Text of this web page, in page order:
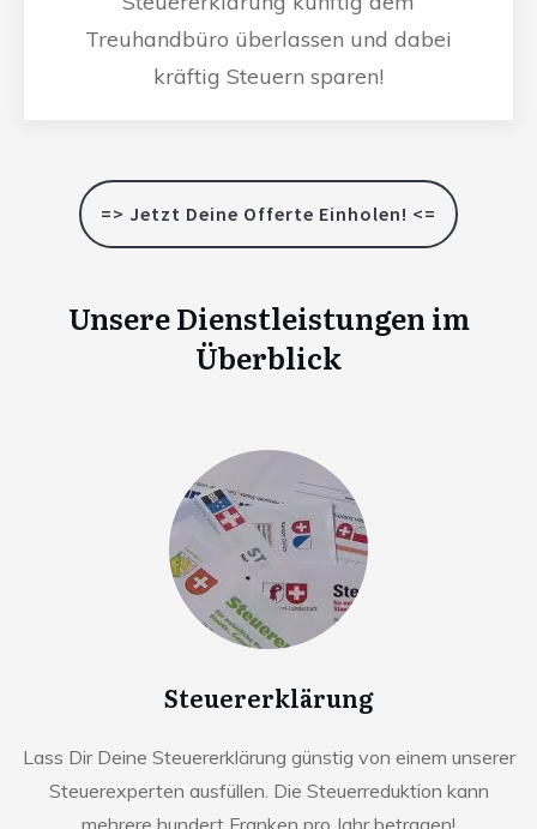
Treuhandbüro überlassen und dabei
kräftig Steuern sparen!
=> Jetzt Deine Offerte Einholen! <=
Unsere Dienstleistungen im
Überblick
Steuererklärung
Lass Dir Deine Steuererklärung günstig von einem unserer
Steuerexperten ausfüllen. Die Steuerreduktion kann
mehrere hundert Franken pro Jahr betragen!